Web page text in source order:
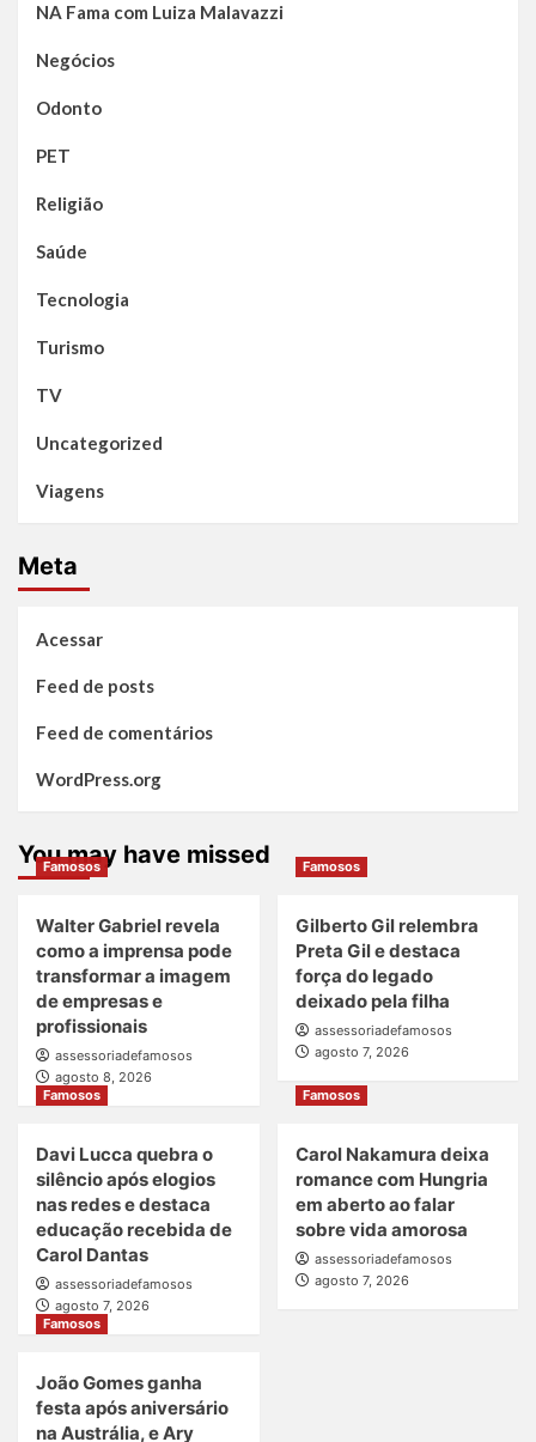
NA Fama com Luiza Malavazzi
Negócios
Odonto
PET
Religião
Saúde
Tecnologia
Turismo
TV
Uncategorized
Viagens
Meta
Acessar
Feed de posts
Feed de comentários
WordPress.org
You may have missed
Famosos
Walter Gabriel revela
como a imprensa pode
transformar a imagem
de empresas e
profissionais
assessoriadefamosos
agosto 8, 2026
Famosos
Gilberto Gil relembra
Preta Gil e destaca
força do legado
deixado pela filha
assessoriadefamosos
agosto 7, 2026
Famosos
Davi Lucca quebra o
silêncio após elogios
nas redes e destaca
educação recebida de
Carol Dantas
assessoriadefamosos
agosto 7, 2026
Famosos
Carol Nakamura deixa
romance com Hungria
em aberto ao falar
sobre vida amorosa
assessoriadefamosos
agosto 7, 2026
Famosos
João Gomes ganha
festa após aniversário
na Austrália, e Ary